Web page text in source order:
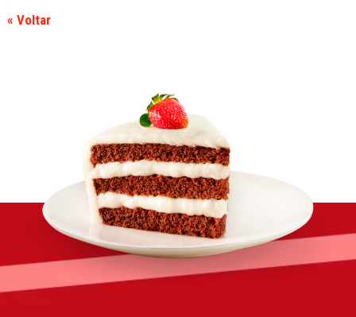
« Voltar